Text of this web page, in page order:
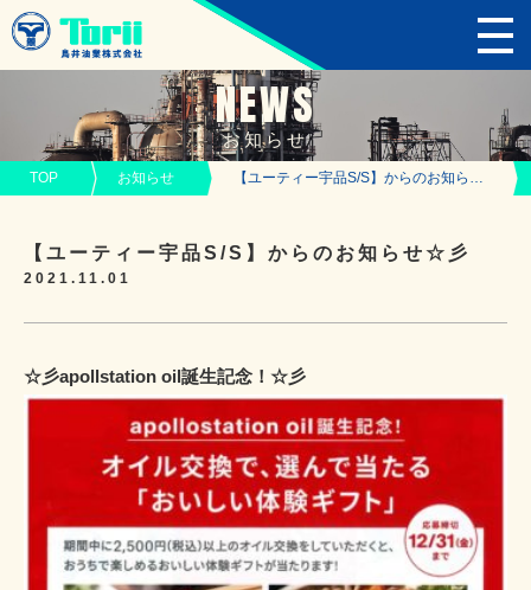
NEWS
お知らせ
TOP お知らせ 【ユーティー宇品S/S】からのお知らせ☆彡
【ユーティー宇品S/S】からのお知らせ☆彡
2021.11.01
☆彡apollstation oil誕生記念！☆彡